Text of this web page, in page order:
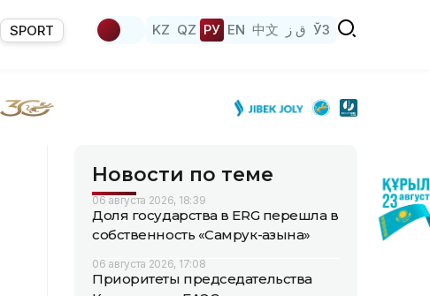
SPORT KZ QZ РУ EN 中文 ق ز ЎЗ
Новости по теме
06 августа 2026, 18:39
Доля государства в ERG перешла в
собственность «Самрук-Қазына»
06 августа 2026, 17:08
Приоритеты председательства